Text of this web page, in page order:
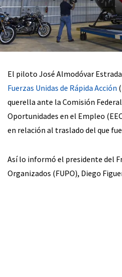
El piloto José Almodóvar
Fuerzas Unidas de Rápida Acción
querella ante la Comisión
Oportunidades en el Empleo
en relación al traslado del que
Así lo informó el presidente del
Organizados (FUPO), Diego